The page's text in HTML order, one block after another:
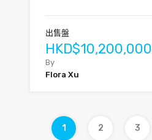
出售盤
HKD$10,200,000
By
Flora Xu
1 2 3